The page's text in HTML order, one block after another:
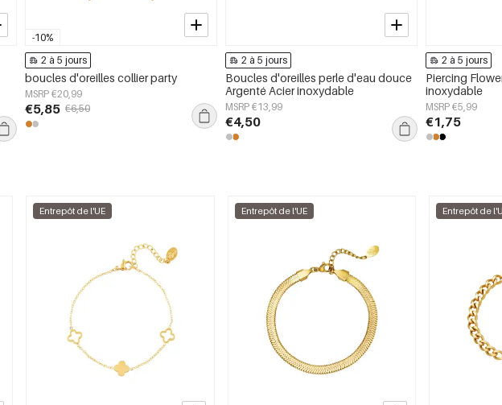
-10%
2 à 5 jours
boucles d'oreilles collier party
MSRP €20,99
€5,85 €6,50
2 à 5 jours
Boucles d'oreilles perle d'eau douce
Argenté Acier inoxydable
MSRP €13,99
€4,50
2 à 5 jours
Piercing
inoxydable
MSRP €5,99
€1,75
Entrepôt de l'UE Entrepôt de l'UE Entrepôt de